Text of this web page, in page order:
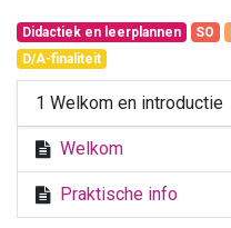
Didactiek en leerplannen SO
D/A-finaliteit
1 Welkom en introductie
Welkom
Praktische info